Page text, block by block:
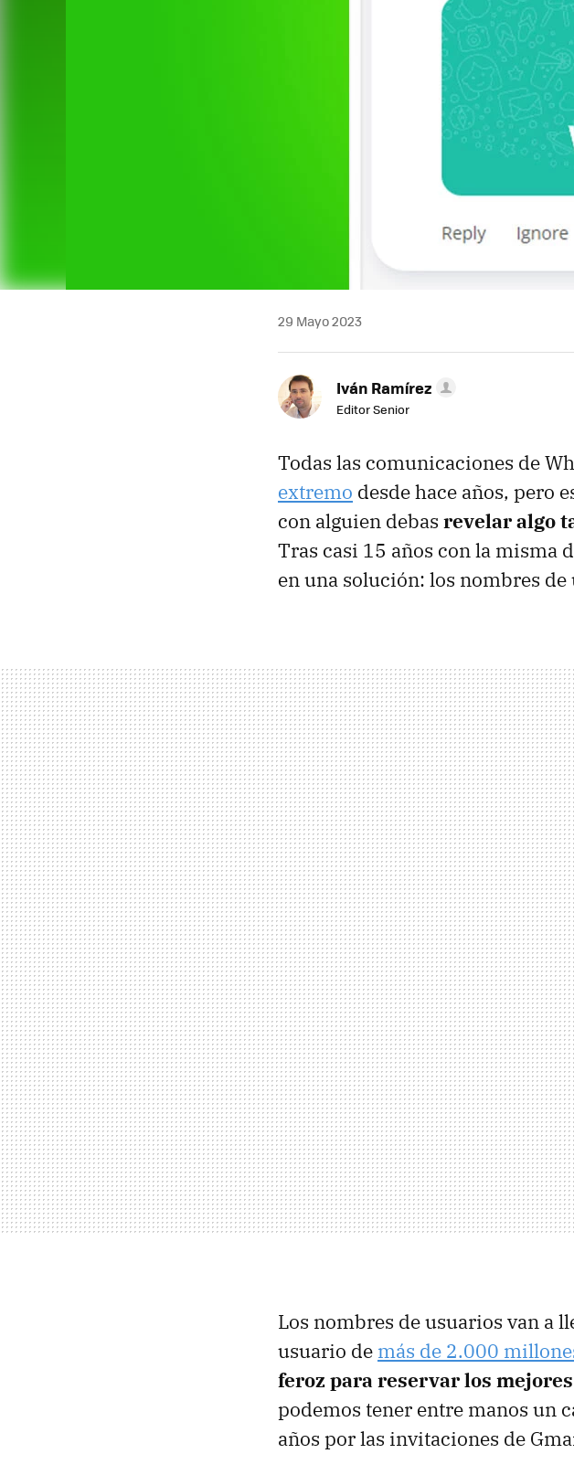
29 Mayo 2023
Iván Ramírez
Editor Senior
Todas las comunicaciones de
extremo desde hace años, pero
con alguien debas revelar algo
Tras casi 15 años con la misma
en una solución: los nombres de
Los nombres de usuarios van a
usuario de más de 2.000
feroz para reservar los mejores
podemos tener entre manos un
años por las invitaciones de